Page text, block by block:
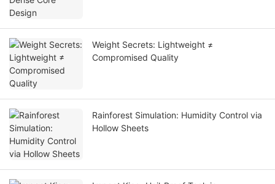
Weight Secrets: Lightweight ≠
Compromised Quality
Rainforest Simulation: Humidity Control via
Hollow Sheets